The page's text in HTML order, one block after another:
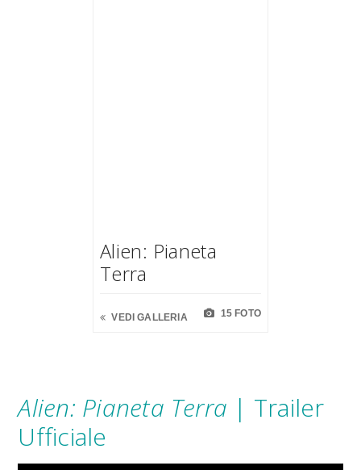
Alien: Pianeta
Terra
VEDI GALLERIA 15 FOTO
Alien: Pianeta Terra | Trailer
Ufficiale